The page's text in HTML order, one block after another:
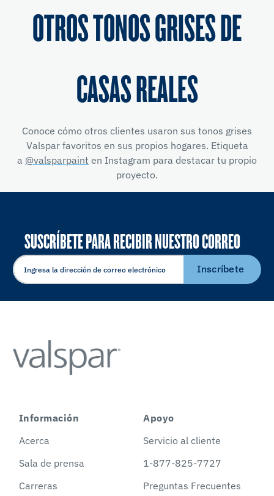
OTROS TONOS GRISES DE
CASAS REALES
Conoce cómo otros clientes usaron sus tonos grises
Valspar favoritos en sus propios hogares. Etiqueta
a @valsparpaint en Instagram para destacar tu propio
proyecto.
SUSCRÍBETE PARA RECIBIR NUESTRO CORREO
ELECTRÓNICO
Inscríbete
Información
Acerca
Sala de prensa
Carreras
Apoyo
Servicio al cliente
1-877-825-7727
Preguntas Frecuentes